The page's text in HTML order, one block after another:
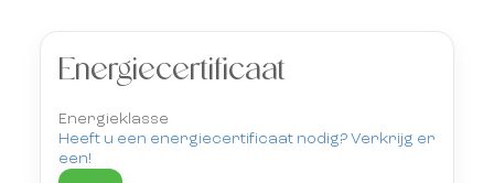
Energiecertificaat
Energieklasse
Heeft u een energiecertificaat nodig? Verkrijg er
een!